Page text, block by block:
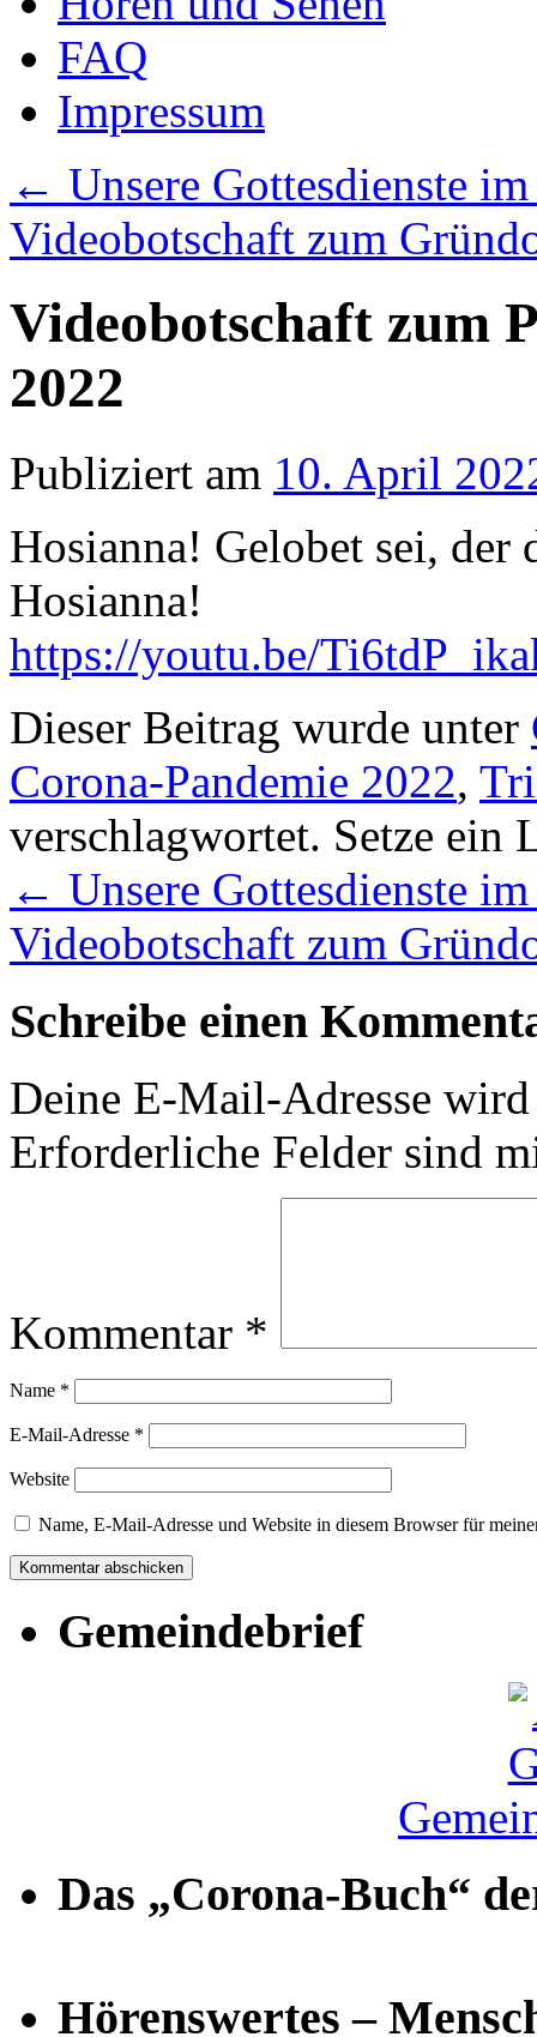
FAQ
Impressum
← Unsere Gottesdienste
Videobotschaft zum
Videobotschaft zum
2022
Publiziert am 10. April
Hosianna! Gelobet sei, der
Hosianna!
https://youtu.be/
Dieser Beitrag wurde unter
Corona-Pandemie 2022,
verschlagwortet. Setze ein
← Unsere Gottesdienste
Videobotschaft zum
Schreibe einen
Deine E-Mail-Adresse
Erforderliche Felder sind
Kommentar *
Name *
E-Mail-Adresse *
Website
Name, E-Mail-Adresse und Website in diesem Browser für
Gemeindebrief
Das „Corona-Buch“
Hörenswertes –